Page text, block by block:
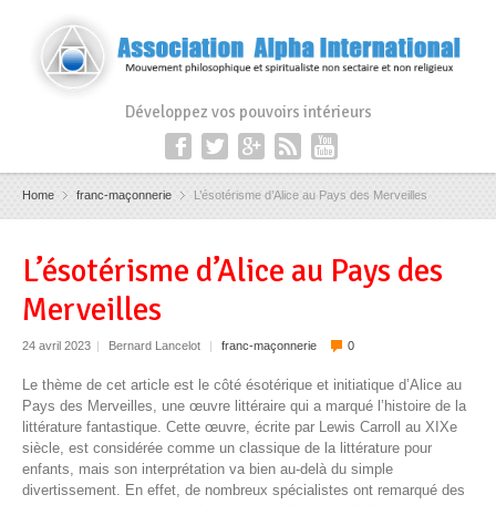
Développez vos pouvoirs intérieurs
Home franc-maçonnerie L’ésotérisme d’Alice au Pays des Merveilles
L’ésotérisme d’Alice au Pays des
Merveilles
24 avril 2023 | Bernard Lancelot | franc-maçonnerie 0
Le thème de cet article est le côté ésotérique et initiatique d’Alice au
Pays des Merveilles, une œuvre littéraire qui a marqué l’histoire de la
littérature fantastique. Cette œuvre, écrite par Lewis Carroll au XIXe
siècle, est considérée comme un classique de la littérature pour
enfants, mais son interprétation va bien au-delà du simple
divertissement. En effet, de nombreux spécialistes ont remarqué des